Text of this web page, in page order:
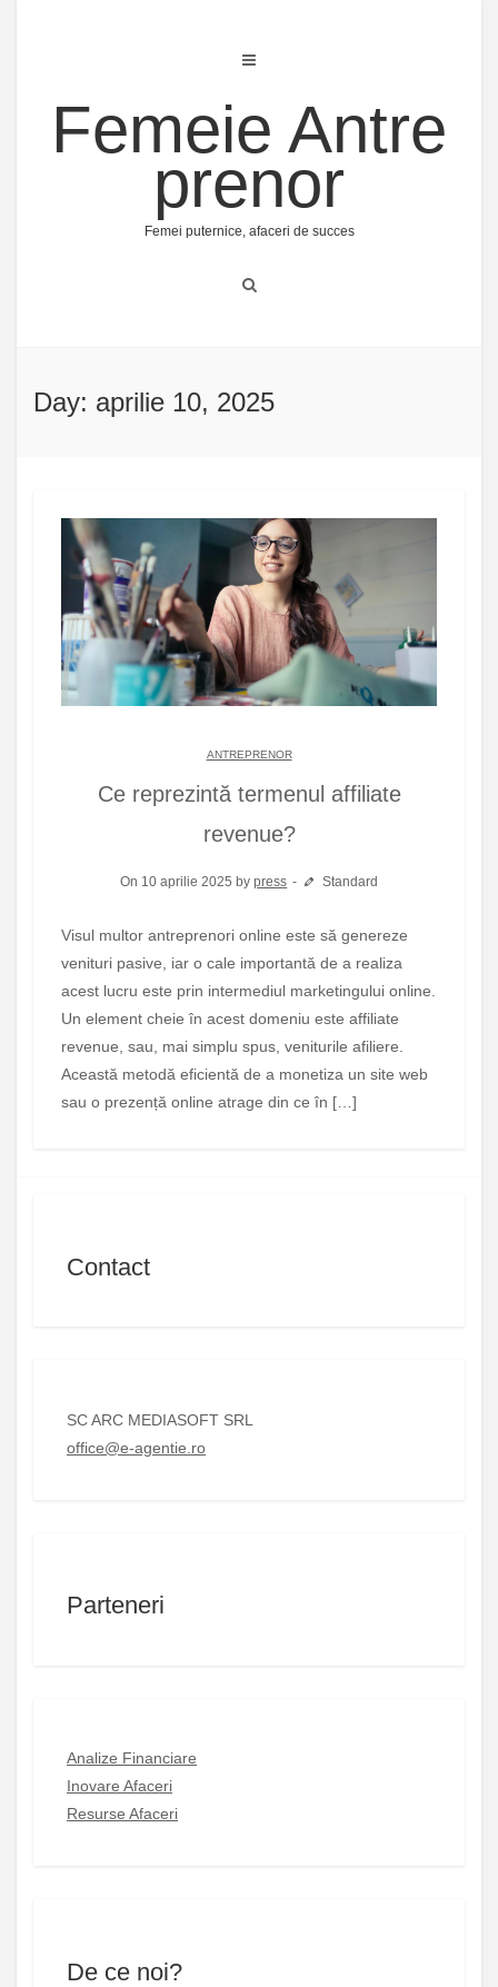
Femeie Antre
prenor
Femei puternice, afaceri de succes
Day: aprilie 10, 2025
ANTREPRENOR
Ce reprezintă termenul affiliate
revenue?
On 10 aprilie 2025 bypress Standard
Visul multor antreprenori online este să genereze
venituri pasive, iar o cale importantă de a realiza
acest lucru este prin intermediul marketingului online.
Un element cheie în acest domeniu este affiliate
revenue, sau, mai simplu spus, veniturile afiliere.
Această metodă eficientă de a monetiza un site web
sau o prezență online atrage din ce în […]
Contact
SC ARC MEDIASOFT SRL
office@e-agentie.ro
Parteneri
Analize Financiare
Inovare Afaceri
Resurse Afaceri
De ce noi?